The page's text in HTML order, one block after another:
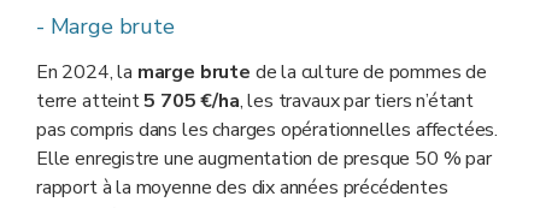
- Marge brute
En 2024, la marge brute de la culture de pommes de
terre atteint5 705 €/ha, les travaux par tiers n’étant
pas compris dans les charges opérationnelles affectées.
Elle enregistre une augmentation de presque 50 % par
rapport à la moyenne des dix années précédentes